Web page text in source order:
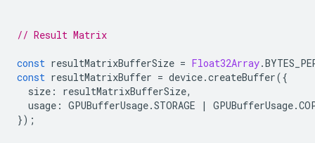
// Result Matrix
const resultMatrixBufferSize = Float32Array.
const resultMatrixBuffer = device.createBuffer({
size : resultMatrixBufferSize,
usage : GPUBufferUsage.STORAGE | GPUBufferUsage.
});